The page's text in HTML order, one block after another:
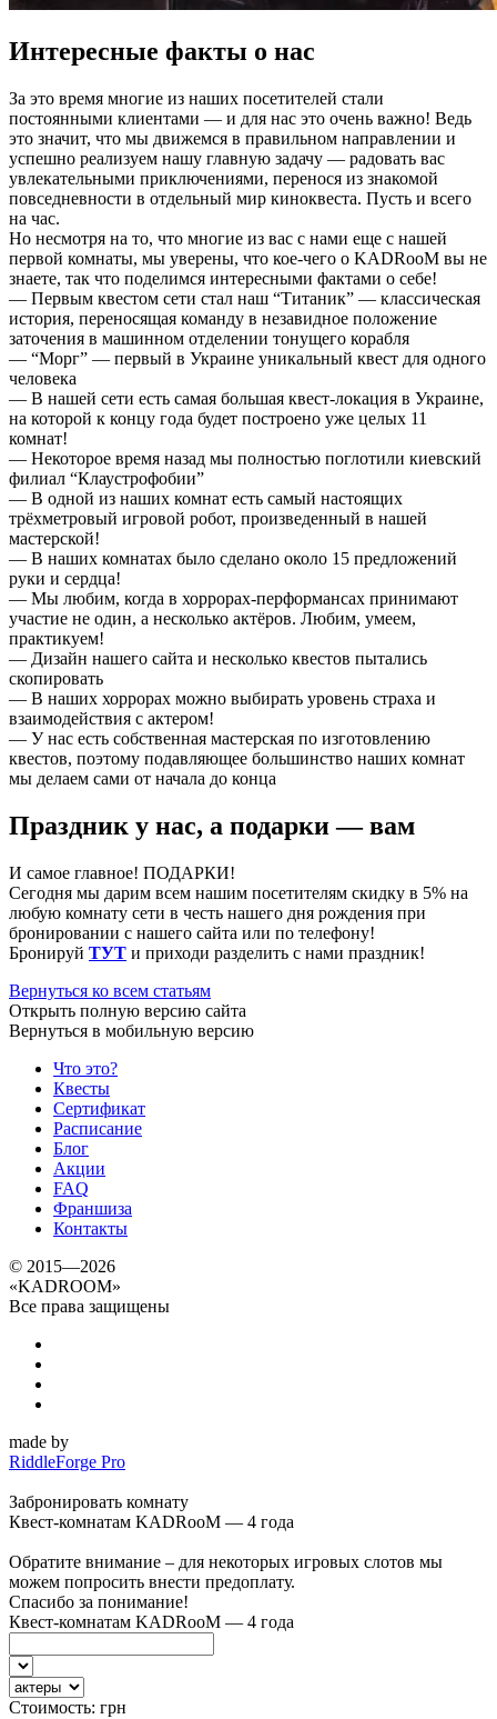
Интересные факты о нас
За это время многие из наших посетителей стали
постоянными клиентами — и для нас это очень важно! Ведь
это значит, что мы движемся в правильном направлении и
успешно реализуем нашу главную задачу — радовать вас
увлекательными приключениями, перенося из знакомой
повседневности в отдельный мир киноквеста. Пусть и всего
на час.
Но несмотря на то, что многие из вас с нами еще с нашей
первой комнаты, мы уверены, что кое-чего о KADRooM вы не
знаете, так что поделимся интересными фактами о себе!
— Первым квестом сети стал наш “Титаник” — классическая
история, переносящая команду в незавидное положение
заточения в машинном отделении тонущего корабля
— “Морг” — первый в Украине уникальный квест для одного
человека
— В нашей сети есть самая большая квест-локация в Украине,
на которой к концу года будет построено уже целых 11
комнат!
— Некоторое время назад мы полностью поглотили киевский
филиал “Клаустрофобии”
— В одной из наших комнат есть самый настоящих
трёхметровый игровой робот, произведенный в нашей
мастерской!
— В наших комнатах было сделано около 15 предложений
руки и сердца!
— Мы любим, когда в хоррорах-перформансах принимают
участие не один, а несколько актёров. Любим, умеем,
практикуем!
— Дизайн нашего сайта и несколько квестов пытались
скопировать
— В наших хоррорах можно выбирать уровень страха и
взаимодействия с актером!
— У нас есть собственная мастерская по изготовлению
квестов, поэтому подавляющее большинство наших комнат
мы делаем сами от начала до конца
Праздник у нас, а подарки — вам
И самое главное! ПОДАРКИ!
Сегодня мы дарим всем нашим посетителям скидку в 5% на
любую комнату сети в честь нашего дня рождения при
бронировании с нашего сайта или по телефону!
Бронируй ТУТ и приходи разделить с нами праздник!
Вернуться ко всем статьям
Открыть полную версию сайта
Вернуться в мобильную версию
Что это?
Квесты
Сертификат
Расписание
Блог
Акции
FAQ
Франшиза
Контакты
© 2015—2026
«KADROOM»
Все права защищены
made by
RiddleForge Pro
Забронировать комнату
Квест-комнатам KADRooM — 4 года
Обратите внимание – для некоторых игровых слотов мы
можем попросить внести предоплату.
Спасибо за понимание!
Квест-комнатам KADRooM — 4 года
Стоимость: грн